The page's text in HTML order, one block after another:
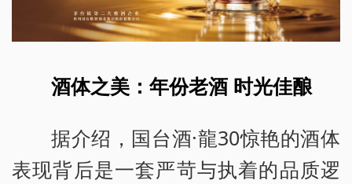
酒体之美：年份老酒 时光佳酿
据介绍，国台酒·龍30惊艳的酒体
表现背后是一套严苛与执着的品质逻